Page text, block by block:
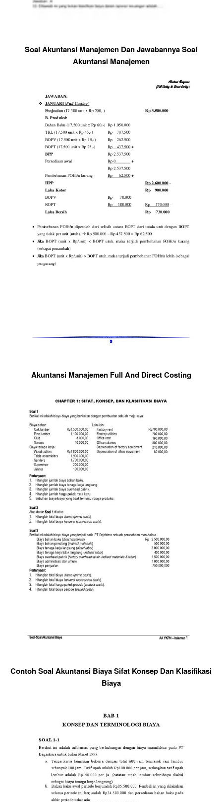
Soal Akuntansi Manajemen Dan Jawabannya Soal
Akuntansi Manajemen
Akuntansi Manajemen Full And Direct Costing
Contoh Soal Akuntansi Biaya Sifat Konsep Dan Klasifikasi
Biaya